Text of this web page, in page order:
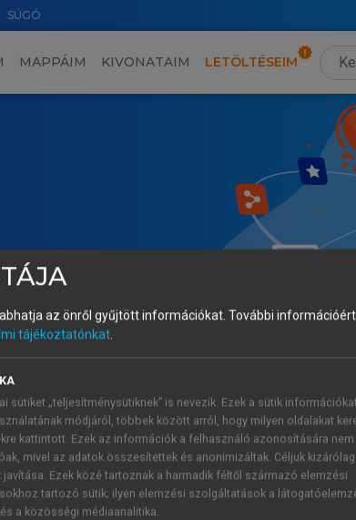
SÚGÓ
MAPPÁIM KIVONATAIM LETÖLTÉSEIM
az önről gyűjtött információkat. További
tájékoztatónkat
sütiket „teljesítménysütiknek” is nevezik. Ezek a sütik
módjáról, többek között arról, hogy milyen oldalakat
kattintott. Ezek az információk a felhasználó azonosítására nem
mivel az adatok összesítettek és anonimizáltak. Céljuk kizárólag
javítása. Ezek közé tartoznak a harmadik féltől származó elemzési
tartozó sütik; ilyen elemzési szolgáltatások a
a közösségi médiaanalitika.